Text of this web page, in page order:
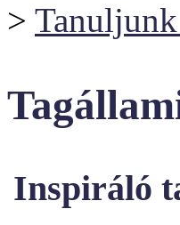
>
Inspiráló